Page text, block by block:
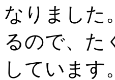
なりました
るので、た
していま